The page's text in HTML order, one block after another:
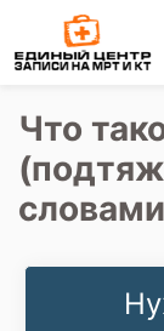
Что
словами